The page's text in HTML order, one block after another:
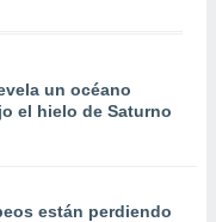
un océano
el hielo de Saturno
están perdiendo